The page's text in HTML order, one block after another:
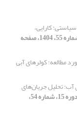
کارایی،
[دوره 15، شماره 55، 1404، صفحه
مطالعه: کولرهای آبی
تحلیل جریان‌های
[دوره 15، شماره 54،